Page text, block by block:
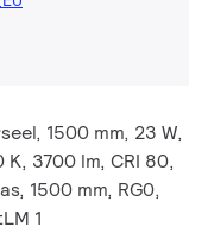
1500 mm, 23 W,
3700 lm, CRI 80,
1500 mm, RG0,
1